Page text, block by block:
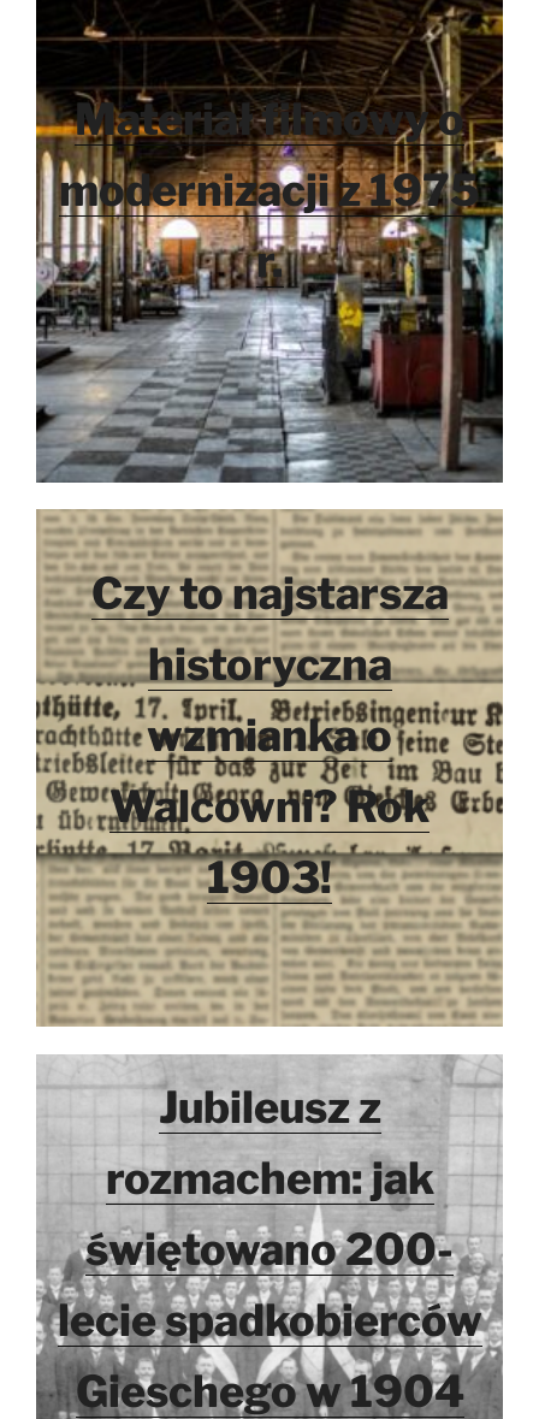
Materiał filmowy o
modernizacji z 1975
r.
Czy to najstarsza
historyczna
wzmianka o
Walcowni? Rok
1903!
Jubileusz z
rozmachem: jak
świętowano 200-
lecie spadkobierców
Gieschego w 1904